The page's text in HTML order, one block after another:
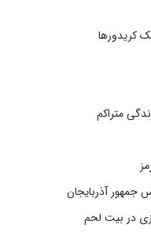
کریدورها
متراکم
جمهور آذربایجان
در بیت‌ لحم